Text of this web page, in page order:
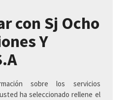
con Sj Ocho
Y
sobre los servicios
ha seleccionado rellene el